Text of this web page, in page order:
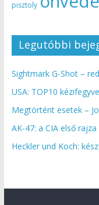
pisztoly
Legutóbbi
Sightmark G-Shot –
USA: TOP10
Megtörtént esetek –
AK-47: a CIA első
Heckler und Koch: